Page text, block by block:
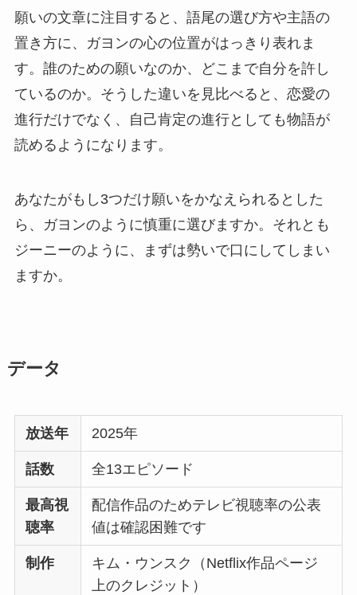
願いの文章に注目すると、語尾の選び方や主語の
置き方に、ガヨンの心の位置がはっきり表れま
す。誰のための願いなのか、どこまで自分を許し
ているのか。そうした違いを見比べると、恋愛の
進行だけでなく、自己肯定の進行としても物語が
読めるようになります。
あなたがもし3つだけ願いをかなえられるとした
ら、ガヨンのように慎重に選びますか。それとも
ジーニーのように、まずは勢いで口にしてしまい
ますか。
データ
放送年 2025年
話数 全13エピソード
最高視
聴率
配信作品のためテレビ視聴率の公表
値は確認困難です
制作
キム・ウンスク（Netflix作品ページ
上のクレジット）